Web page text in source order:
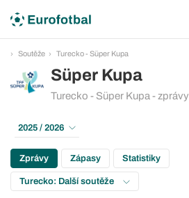
Soutěže Turecko - Süper Kupa
Süper Kupa
Turecko - Süper Kupa - zprávy
2025 / 2026
Zprávy Zápasy Statistiky
Turecko: Další soutěže